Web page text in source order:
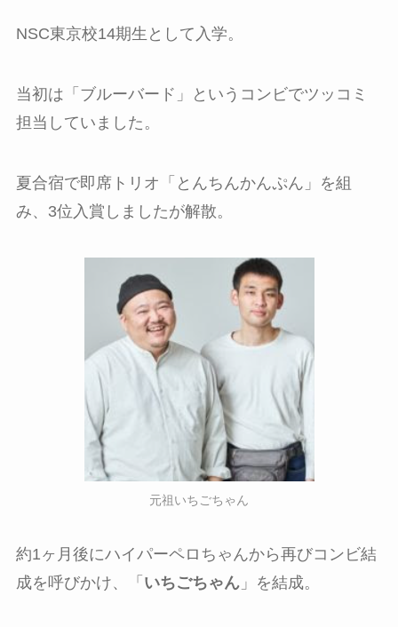
NSC東京校14期生として入学。
当初は「ブルーバード」というコンビでツッコミ
担当していました。
夏合宿で即席トリオ「とんちんかんぷん」を組
み、3位入賞しましたが解散。
元祖いちごちゃん
約1ヶ月後にハイパーペロちゃんから再びコンビ結
成を呼びかけ、「 いちごちゃん」を結成。